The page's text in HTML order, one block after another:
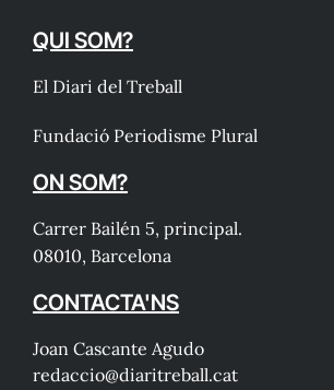
QUI SOM?
El Diari del Treball
Fundació Periodisme Plural
ON SOM?
Carrer Bailén 5, principal.
08010, Barcelona
CONTACTA'NS
Joan Cascante Agudo
redaccio@diaritreball.cat